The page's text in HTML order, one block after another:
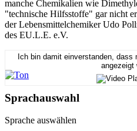
manche Chemikalien wie
"technische Hilfsstoffe" gar nicht
der Lebensmittelchemiker Udo
des EU.L.E. e.V.
Ich bin damit einverstanden,
angezeigt
Sprachauswahl
Sprache auswählen